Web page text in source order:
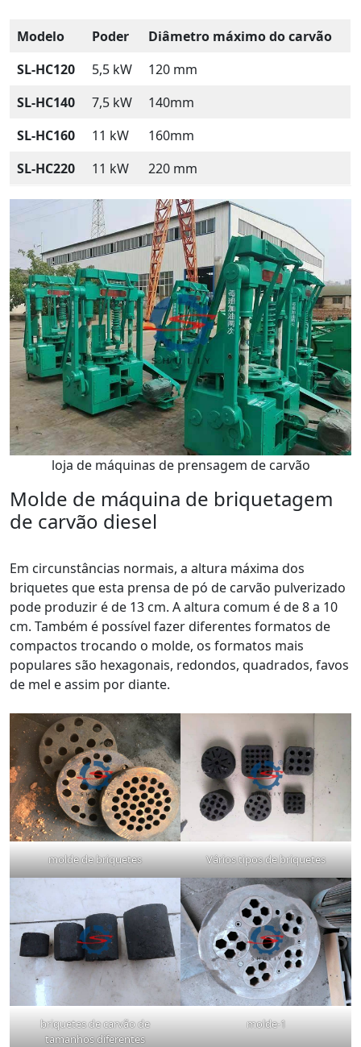
Modelo Poder
Diâmetro máximo do carvão
SL-HC120
5,5 kW
120 mm
SL-HC140
7,5 kW
140mm
SL-HC160
11 kW
160mm
SL-HC220
11 kW 220 mm
loja de máquinas de prensagem de carvão
Molde de máquina de briquetagem
de carvão diesel
Em circunstâncias normais, a altura máxima dos
briquetes que esta prensa de pó de carvão pulverizado
pode produzir é de 13 cm. A altura comum é de 8 a 10
cm. Também é possível fazer diferentes formatos de
compactos trocando o molde, os formatos mais
populares são hexagonais, redondos, quadrados, favos
de mel e assim por diante.
molde de briquetes Vários tipos de briquetes
briquetes de carvão de
tamanhos diferentes
molde-1